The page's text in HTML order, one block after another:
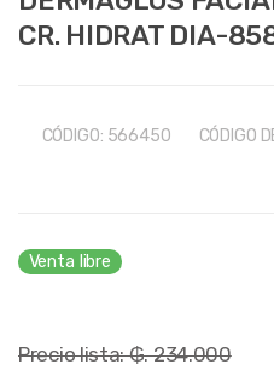
CR. HIDRAT DIA-
CÓDIGO: 566450 CÓDIGO
Venta libre
Precio lista: ₲. 234.000